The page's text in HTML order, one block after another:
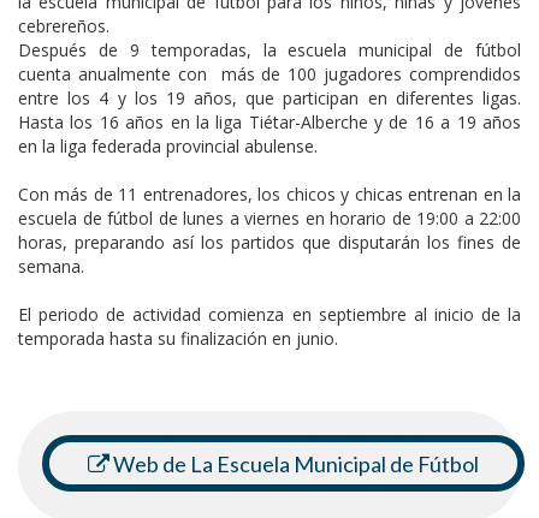
cebrereños.
Después de 9 temporadas, la escuela municipal de fútbol
cuenta anualmente con más de 100 jugadores comprendidos
entre los 4 y los 19 años, que participan en diferentes ligas.
Hasta los 16 años en la liga Tiétar-Alberche y de 16 a 19 años
en la liga federada provincial abulense.
Con más de 11 entrenadores, los chicos y chicas entrenan en la
escuela de fútbol de lunes a viernes en horario de 19:00 a 22:00
horas, preparando así los partidos que disputarán los fines de
semana.
El periodo de actividad comienza en septiembre al inicio de la
temporada hasta su finalización en junio.
Web de La Escuela Municipal de Fútbol